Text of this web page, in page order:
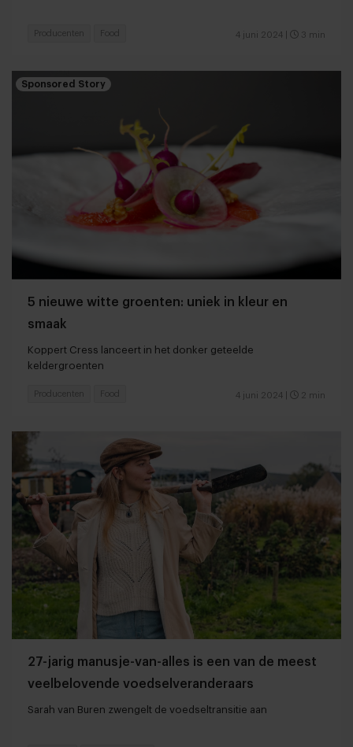
4 juni 2024 3 min
Producenten Food
Sponsored Story
5 nieuwe witte groenten: uniek in kleur en
smaak
Koppert Cress lanceert in het donker geteelde
keldergroenten
4 juni 2024 2 min
Producenten Food
27-jarig manusje-van-alles is een van de meest
veelbelovende voedselveranderaars
Sarah van Buren zwengelt de voedseltransitie aan